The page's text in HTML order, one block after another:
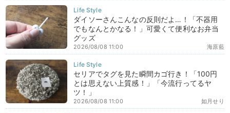
ダイソーさんこんなの反則だよ…！「不器用
でもなんとかなる！」可愛くて便利なお弁当
グッズ
海原藍
2026/08/08 11:00
セリアでタグを見た瞬間カゴ行き！「100円
とは思えない上質感！」「今流行ってるヤ
ツ！」
如月せり
2026/08/08 11:00